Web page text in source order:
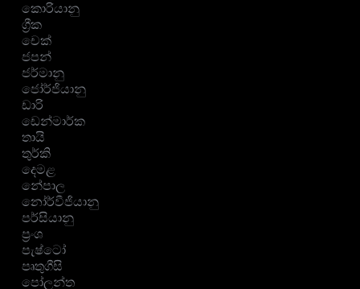
කොරියානු
ග්‍රීක
චෙක්
ජපන්
ජර්මානු
ජෝර්ජියානු
ඩාරි
ඩෙන්මාර්ක
තායි
තුර්කි
දෙමළ
නේපාල
නෝර්වීජියානු
පර්සියානු
ප්‍රංශ
පැෂ්ටෝ
පෘතුගීසි
පෝලන්ත